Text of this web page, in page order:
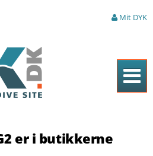
Mit DYK
er i butikkerne